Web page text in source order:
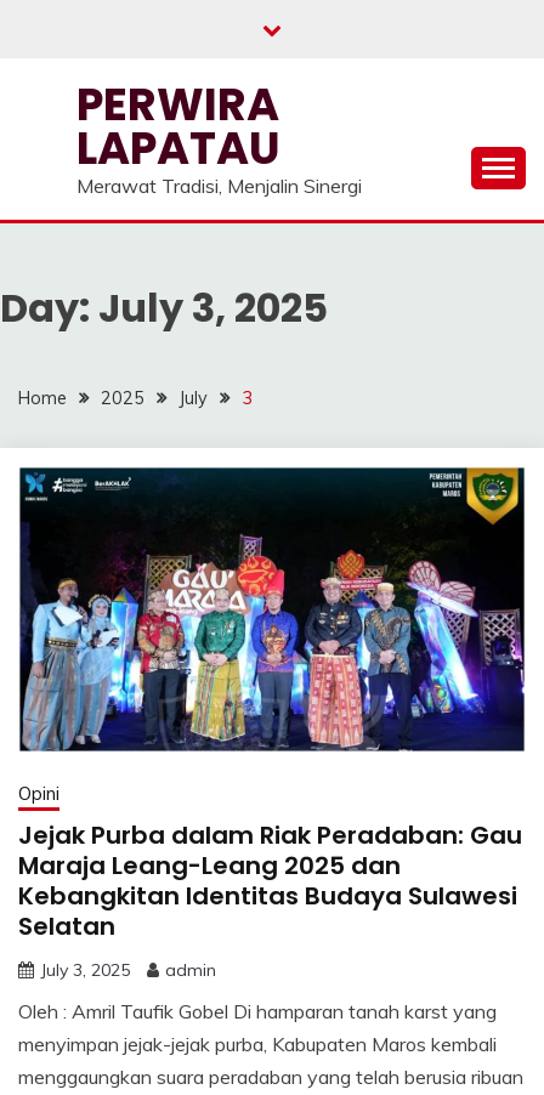
PERWIRA
LAPATAU
Merawat Tradisi, Menjalin Sinergi
Day: July 3, 2025
Home 2025 July 3
Opini
Jejak Purba dalam Riak Peradaban: Gau
Maraja Leang-Leang 2025 dan
Kebangkitan Identitas Budaya Sulawesi
Selatan
July 3, 2025 admin
Oleh : Amril Taufik Gobel Di hamparan tanah karst yang
menyimpan jejak-jejak purba, Kabupaten Maros kembali
menggaungkan suara peradaban yang telah berusia ribuan